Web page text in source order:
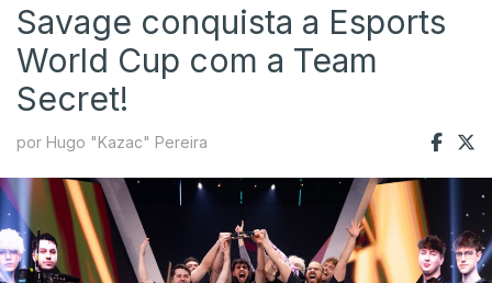
Savage conquista a Esports
World Cup com a Team
Secret!
por Hugo "Kazac" Pereira